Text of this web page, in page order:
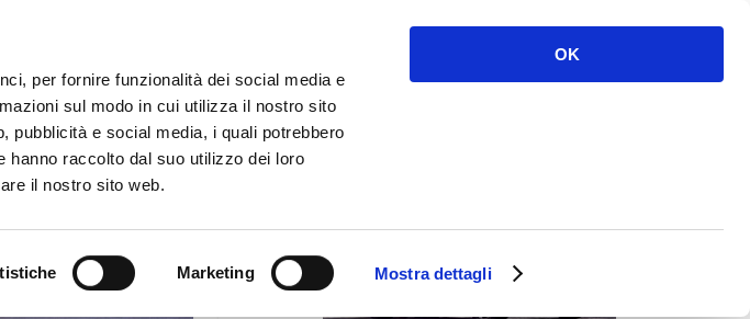
per fornire funzionalità dei social media e
sul modo in cui utilizza il nostro sito
pubblicità e social media, i quali potrebbero
hanno raccolto dal suo utilizzo dei loro
il nostro sito web.
Marketing Mostra dettagli
OK
CONTATTI